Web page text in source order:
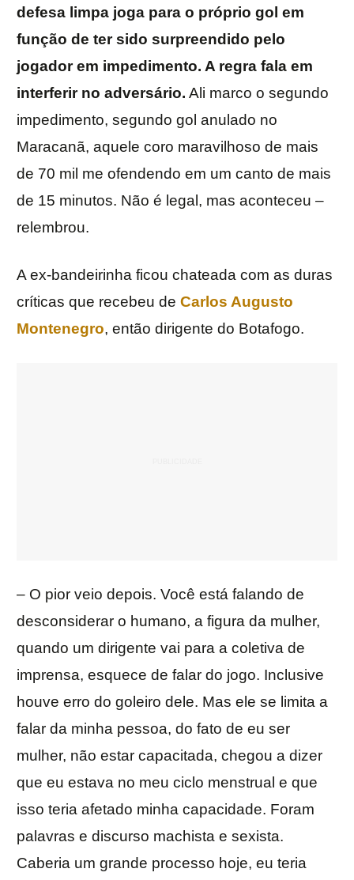
defesa limpa joga para o próprio gol em
função de ter sido surpreendido pelo
jogador em impedimento. A regra fala em
interferir no adversário. Ali marco o segundo
impedimento, segundo gol anulado no
Maracanã, aquele coro maravilhoso de mais
de 70 mil me ofendendo em um canto de mais
de 15 minutos. Não é legal, mas aconteceu –
relembrou.
A ex-bandeirinha ficou chateada com as duras
críticas que recebeu de Carlos Augusto
Montenegro, então dirigente do Botafogo.
– O pior veio depois. Você está falando de
desconsiderar o humano, a figura da mulher,
quando um dirigente vai para a coletiva de
imprensa, esquece de falar do jogo. Inclusive
houve erro do goleiro dele. Mas ele se limita a
falar da minha pessoa, do fato de eu ser
mulher, não estar capacitada, chegou a dizer
que eu estava no meu ciclo menstrual e que
isso teria afetado minha capacidade. Foram
palavras e discurso machista e sexista.
Caberia um grande processo hoje, eu teria